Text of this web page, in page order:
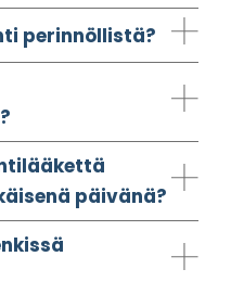
perinnöllistä?
päivänä?